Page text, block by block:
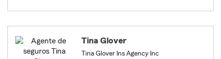
Tina Glover
Tina Glover Ins Agency Inc